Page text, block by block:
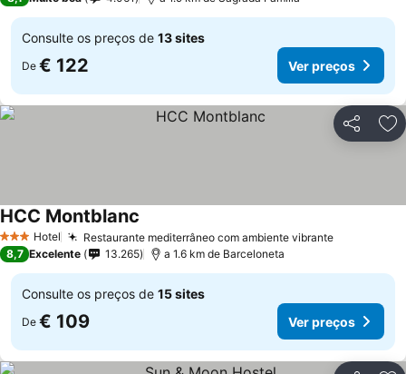
Consulte os preços de 13 sites
De € 122 Ver preços
Partilhar
3 EstrelasHotel Restaurante mediterrâneo com ambiente vibranteVer preços
HCC Montblanc
8,7 Excelente 13.265 a 1.6 km de Barceloneta
Consulte os preços de 15 sites
De € 109 Ver preços